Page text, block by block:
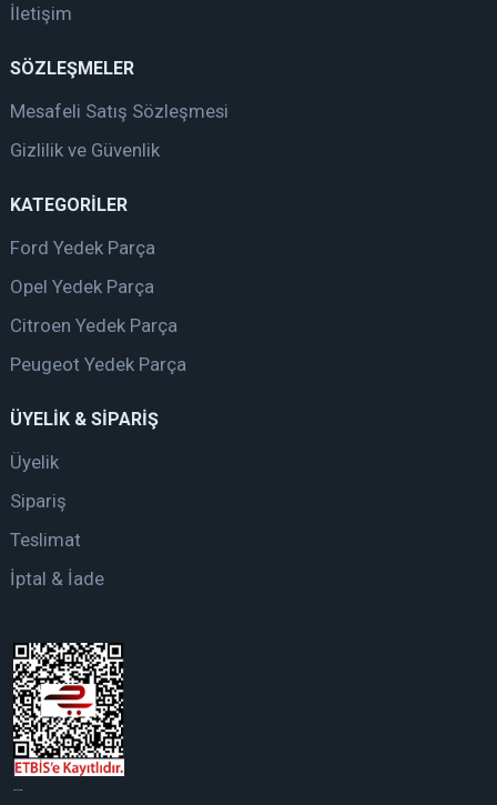
İletişim
SÖZLEŞMELER
Mesafeli Satış Sözleşmesi
Gizlilik ve Güvenlik
KATEGORİLER
Ford Yedek Parça
Opel Yedek Parça
Citroen Yedek Parça
Peugeot Yedek Parça
ÜYELİK & SİPARİŞ
Üyelik
Sipariş
Teslimat
İptal & İade